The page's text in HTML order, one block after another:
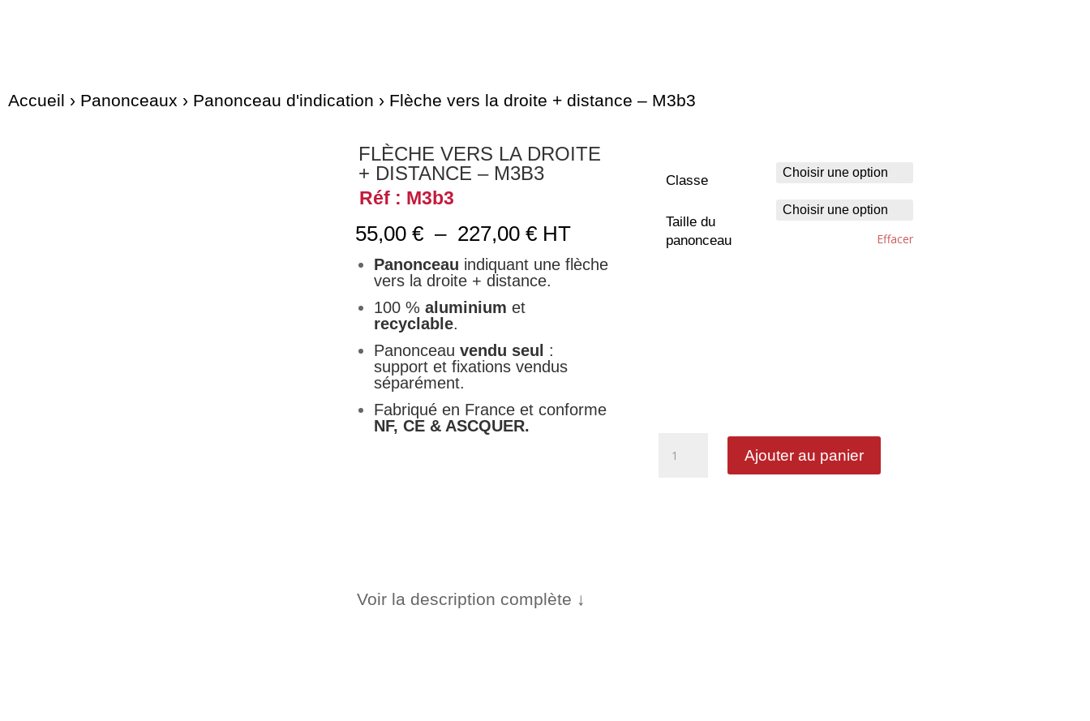
Accueil › Panonceaux › Panonceau d'indication › Flèche vers la droite + distance – M3b3
FLÈCHE VERS LA DROITE
+ DISTANCE – M3B3
Réf : M3b3
55,00 € – 227,00 €Plage
prix :
55,00 €
HT
Panonceau indiquant une flèche
vers la droite + distance.
100 % aluminium et
recyclable.
Panonceau vendu seul
:
support et fixations vendus
séparément.
Fabriqué en France et conforme
NF, CE & ASCQUER.
Voir la description complète ↓
Classe
Taille du
panonceau
Effacer
Ajouter au panier